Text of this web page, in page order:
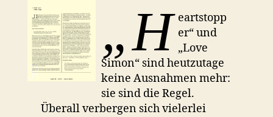
„H eartstopp
er“ und
„Love
Simon“ sind heutzutage
keine Ausnahmen mehr:
sie sind die Regel.
Überall verbergen sich vielerlei